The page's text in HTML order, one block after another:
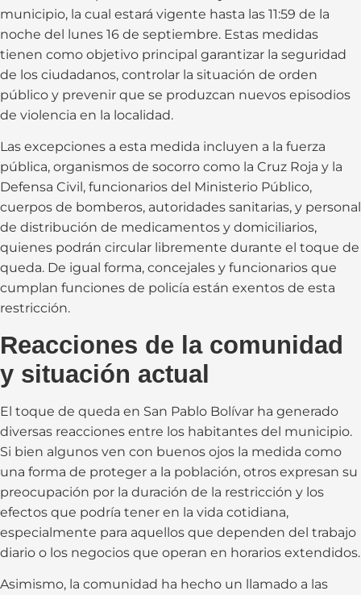
municipio, la cual estará vigente hasta las 11:59 de la
noche del lunes 16 de septiembre. Estas medidas
tienen como objetivo principal garantizar la seguridad
de los ciudadanos, controlar la situación de orden
público y prevenir que se produzcan nuevos episodios
de violencia en la localidad.
Las excepciones a esta medida incluyen a la fuerza
pública, organismos de socorro como la Cruz Roja y la
Defensa Civil, funcionarios del Ministerio Público,
cuerpos de bomberos, autoridades sanitarias, y personal
de distribución de medicamentos y domiciliarios,
quienes podrán circular libremente durante el toque de
queda. De igual forma, concejales y funcionarios que
cumplan funciones de policía están exentos de esta
restricción.
Reacciones de la comunidad
y situación actual
El toque de queda en San Pablo Bolívar ha generado
diversas reacciones entre los habitantes del municipio.
Si bien algunos ven con buenos ojos la medida como
una forma de proteger a la población, otros expresan su
preocupación por la duración de la restricción y los
efectos que podría tener en la vida cotidiana,
especialmente para aquellos que dependen del trabajo
diario o los negocios que operan en horarios extendidos.
Asimismo, la comunidad ha hecho un llamado a las